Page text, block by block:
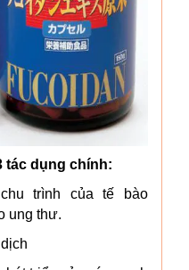
tác dụng chính:
trình của tế bào
ung thư.